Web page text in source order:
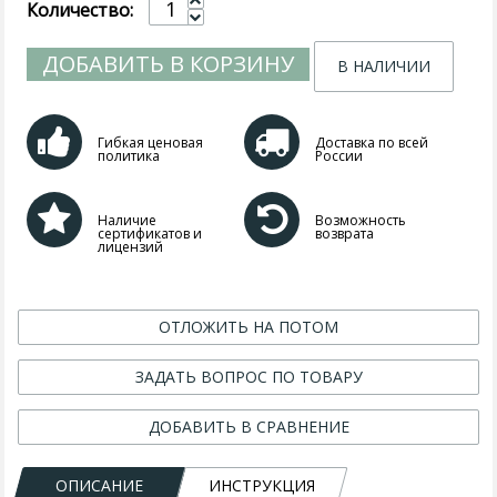
Количество:
ДОБАВИТЬ В КОРЗИНУ В НАЛИЧИИ
Гибкая ценовая
политика
Доставка по всей
России
Наличие
сертификатов и
лицензий
Возможность
возврата
ОТЛОЖИТЬ НА ПОТОМ
ЗАДАТЬ ВОПРОС ПО ТОВАРУ
ДОБАВИТЬ В СРАВНЕНИЕ
ОПИСАНИЕ ИНСТРУКЦИЯ